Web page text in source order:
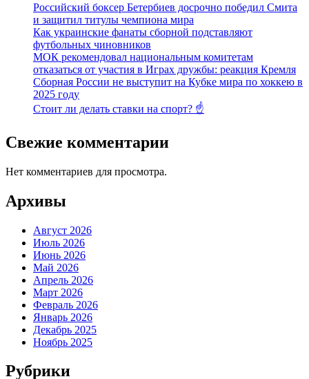
Российский боксер Бетербиев досрочно победил Смита
и защитил титулы чемпиона мира
Как украинские фанаты сборной подставляют
футбольных чиновников
МОК рекомендовал национальным комитетам
отказаться от участия в Играх дружбы: реакция Кремля
Сборная России не выступит на Кубке мира по хоккею в
2025 году
Стоит ли делать ставки на спорт? ☝️
Свежие комментарии
Нет комментариев для просмотра.
Архивы
Август 2026
Июль 2026
Июнь 2026
Май 2026
Апрель 2026
Март 2026
Февраль 2026
Январь 2026
Декабрь 2025
Ноябрь 2025
Рубрики